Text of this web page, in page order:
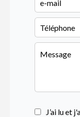
J’ai lu et